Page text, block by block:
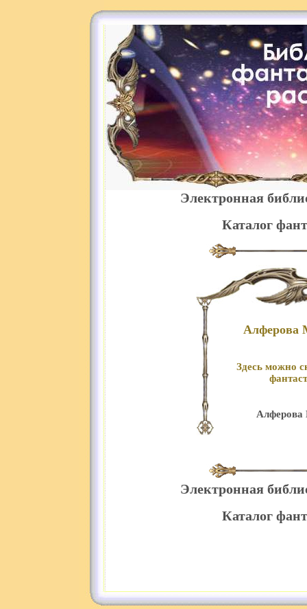
Электронная
Каталог
Алферова
Здесь можно
Алферова
Электронная
Каталог